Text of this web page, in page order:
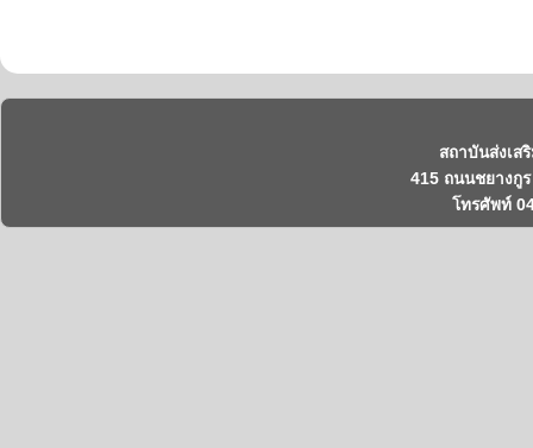
สถาบันส่งเส
415 ถนนชยางกู
โทรศัพท์